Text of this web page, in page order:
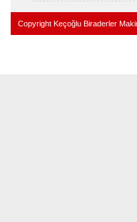
Copyright Keçoğlu Biraderler